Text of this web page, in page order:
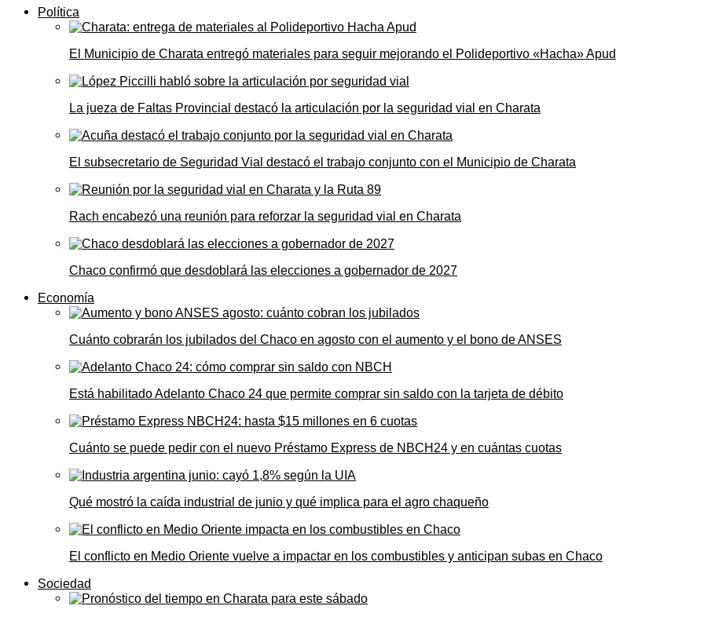
Política
El Municipio de Charata entregó materiales para seguir mejorando el Polideportivo «Hacha» Apud
La jueza de Faltas Provincial destacó la articulación por la seguridad vial en Charata
El subsecretario de Seguridad Vial destacó el trabajo conjunto con el Municipio de Charata
Rach encabezó una reunión para reforzar la seguridad vial en Charata
Chaco confirmó que desdoblará las elecciones a gobernador de 2027
Economía
Cuánto cobrarán los jubilados del Chaco en agosto con el aumento y el bono de ANSES
Está habilitado Adelanto Chaco 24 que permite comprar sin saldo con la tarjeta de débito
Cuánto se puede pedir con el nuevo Préstamo Express de NBCH24 y en cuántas cuotas
Qué mostró la caída industrial de junio y qué implica para el agro chaqueño
El conflicto en Medio Oriente vuelve a impactar en los combustibles y anticipan subas en Chaco
Sociedad